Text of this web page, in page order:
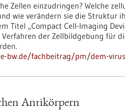
Zellen einzudringen? Welche
wie verändern sie die Struktur
Titel „Compact Cell-Imaging
der Zellbildgebung für
bw.de/fachbeitrag/pm/dem-
Antikörpern